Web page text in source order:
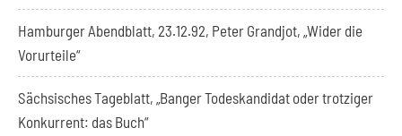
Hamburger Abendblatt, 23.12.92, Peter Grandjot, „Wider die
Vorurteile“
Sächsisches Tageblatt, „Banger Todeskandidat oder trotziger
Konkurrent: das Buch“